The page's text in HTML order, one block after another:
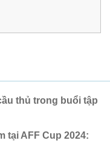
thủ trong buổi tập
tại AFF Cup 2024: